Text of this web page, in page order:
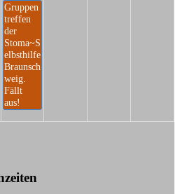
Gruppen
treffen
der
Stoma~S
elbsthilfe
Braunsch
weig.
Fällt
aus!